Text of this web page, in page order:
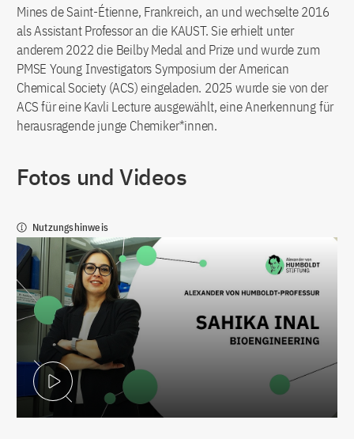
Mines de Saint-Étienne, Frankreich, an und wechselte 2016
als Assistant Professor an die KAUST. Sie erhielt unter
anderem 2022 die Beilby Medal and Prize und wurde zum
PMSE Young Investigators Symposium der American
Chemical Society (ACS) eingeladen. 2025 wurde sie von der
ACS für eine Kavli Lecture ausgewählt, eine Anerkennung für
herausragende junge Chemiker*innen.
Fotos und Videos
Nutzungshinweis
Video abspielen